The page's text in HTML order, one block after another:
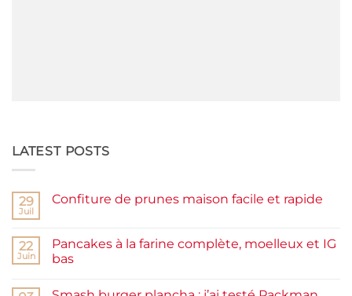
LATEST POSTS
29
Juil
Confiture de prunes maison facile et rapide
Confiture
de
prunes
22
Juin
Pancakes à la farine complète, moelleux et IG
bas